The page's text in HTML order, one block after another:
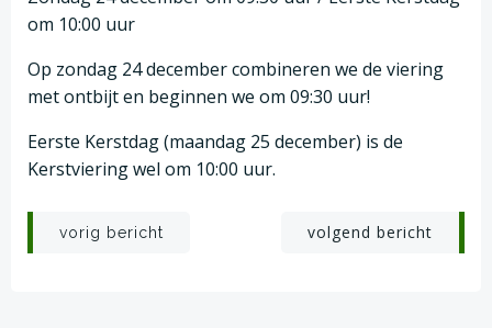
om 10:00 uur
Op zondag 24 december combineren we de viering
met ontbijt en beginnen we om 09:30 uur!
Eerste Kerstdag (maandag 25 december) is de
Kerstviering wel om 10:00 uur.
Post
vorig bericht
Postvolgend bericht